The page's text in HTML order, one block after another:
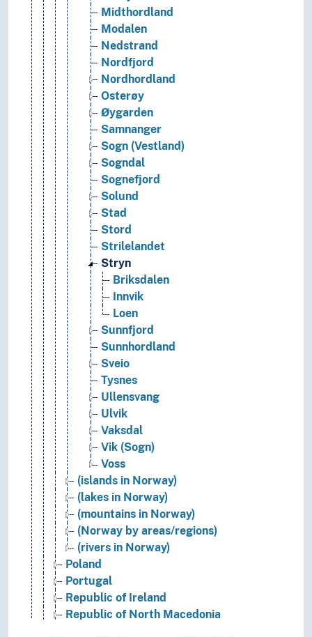
Midthordland
Modalen
Nedstrand
Nordfjord
Nordhordland
Osterøy
Øygarden
Samnanger
Sogn (Vestland)
Sogndal
Sognefjord
Solund
Stad
Stord
Strilelandet
Stryn
Briksdalen
Innvik
Loen
Sunnfjord
Sunnhordland
Sveio
Tysnes
Ullensvang
Ulvik
Vaksdal
Vik (Sogn)
Voss
(islands in Norway)
(lakes in Norway)
(mountains in Norway)
(Norway by areas/regions)
(rivers in Norway)
Poland
Portugal
Republic of Ireland
Republic of North Macedonia